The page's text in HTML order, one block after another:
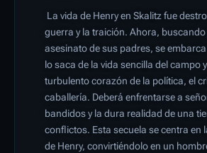
La vida de Henry en Skalitz fue
guerra y la traición. Ahora,
asesinato de sus padres, se
lo saca de la vida sencilla del campo
turbulento corazón de la política, el
caballería. Deberá enfrentarse a
bandidos y la dura realidad de una
conflictos. Esta secuela se centra en
de Henry, convirtiéndolo en un